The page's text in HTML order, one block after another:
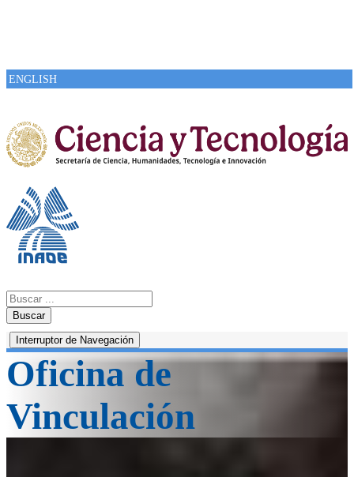
ENGLISH
Buscar
Interruptor de Navegación
Oficina de
Vinculación